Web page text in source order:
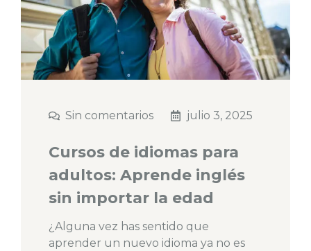
Sin comentarios julio 3, 2025
Cursos de idiomas para
adultos: Aprende inglés
sin importar la edad
¿Alguna vez has sentido que
aprender un nuevo idioma ya no es